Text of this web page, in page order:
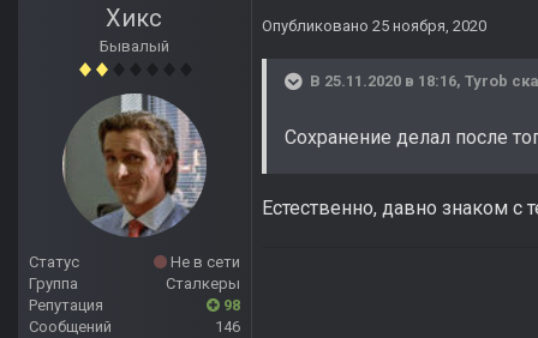
Хикс
Бывалый
Статус
Не в сети
Группа
Сталкеры
Репутация
98
Сообщений
146
Опубликовано 25 ноября, 2020
В 25.11.2020 в 18:16, Tyrob
Сохранение делал после
Естественно, давно знаком с